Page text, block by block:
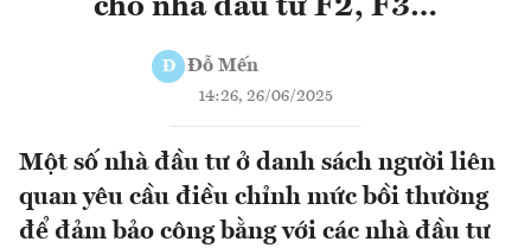
cho nhà đầu tư F2, F3…
Đ Đỗ Mến
14:26, 26/06/2025
Một số nhà đầu tư ở danh sách người liên
quan yêu cầu điều chỉnh mức bồi thường
để đảm bảo công bằng với các nhà đầu tư